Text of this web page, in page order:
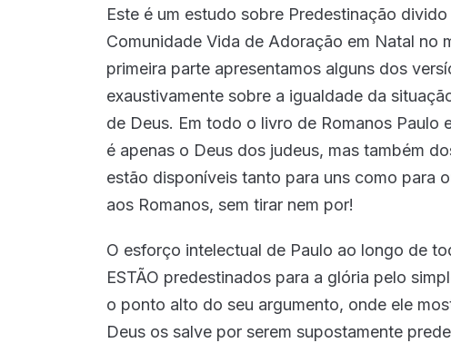
play
Episode
play
icon
Deus está controlando todas as desgraças
Episode
icon
A Predestinação que Paulo Ensinou e a
MAIS
Este é um estudo sobre Predestinação
Comunidade Vida de Adoração em Natal no
primeira parte apresentamos alguns dos
exaustivamente sobre a igualdade da
de Deus. Em todo o livro de Romanos Paulo
é apenas o Deus dos judeus, mas também
estão disponíveis tanto para uns como para
aos Romanos, sem tirar nem por!
O esforço intelectual de Paulo ao longo de
ESTÃO predestinados para a glória pelo
o ponto alto do seu argumento, onde ele
Deus os salve por serem supostamente